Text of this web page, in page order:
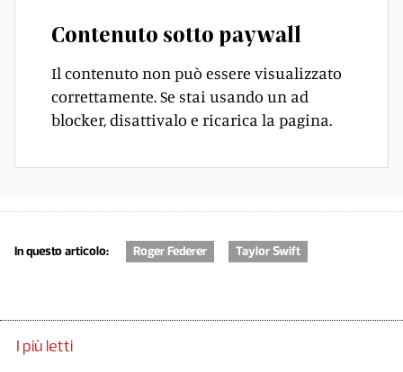
Contenuto sotto paywall
Il contenuto non può essere visualizzato
correttamente. Se stai usando un ad
blocker, disattivalo e ricarica la pagina.
In questo articolo: Roger Federer Taylor Swift
I più letti